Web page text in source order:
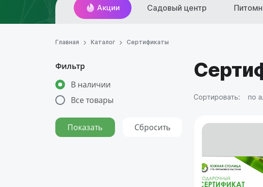
Акции Садовый центр
Главная Каталог Сертификаты
Фильтр
В наличии
Все товары
Сортировать: по